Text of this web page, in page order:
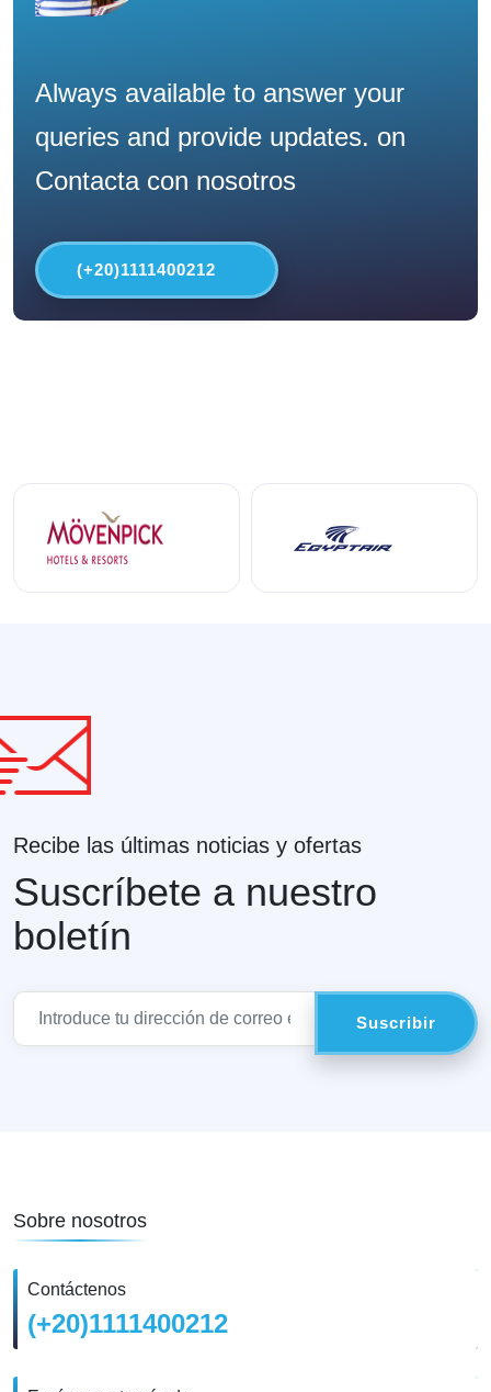
Always available to answer your
queries and provide updates. on
Contacta con nosotros
(+20)1111400212
Recibe las últimas noticias y ofertas
Suscríbete a nuestro
boletín
Sobre nosotros
Contáctenos
(+20)1111400212